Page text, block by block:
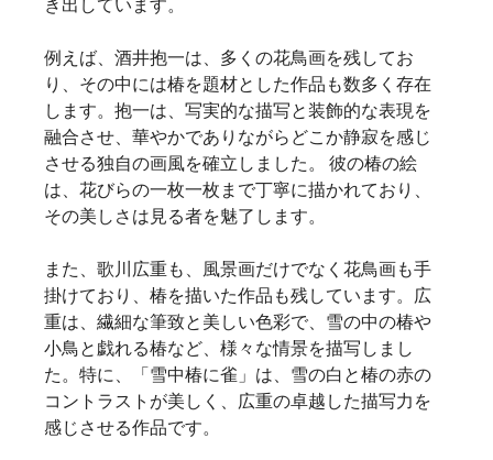
き出しています。
例えば、酒井抱一は、多くの花鳥画を残してお
り、その中には椿を題材とした作品も数多く存在
します。抱一は、写実的な描写と装飾的な表現を
融合させ、華やかでありながらどこか静寂を感じ
させる独自の画風を確立しました。 彼の椿の絵
は、花びらの一枚一枚まで丁寧に描かれており、
その美しさは見る者を魅了します。
また、歌川広重も、風景画だけでなく花鳥画も手
掛けており、椿を描いた作品も残しています。広
重は、繊細な筆致と美しい色彩で、雪の中の椿や
小鳥と戯れる椿など、様々な情景を描写しまし
た。特に、「雪中椿に雀」は、雪の白と椿の赤の
コントラストが美しく、広重の卓越した描写力を
感じさせる作品です。